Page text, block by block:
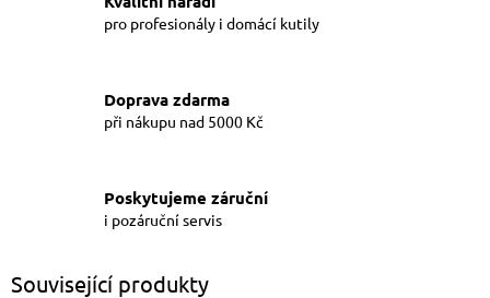
pro profesionály i domácí kutily
Doprava zdarma
při nákupu nad 5000 Kč
Poskytujeme záruční
i pozáruční servis
Související produkty